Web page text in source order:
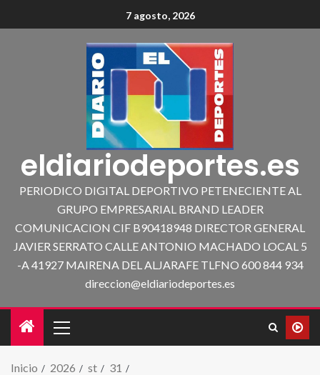
7 agosto, 2026
eldiariodeportes.es
PERIODICO DIGITAL DEPORTIVO PETENECIENTE AL
GRUPO EMPRESARIAL BRAND LEADER
COMUNICACION CIF B90418948 DIRECTOR GENERAL
JAVIER SERRATO CALLE ANTONIO MACHADO LOCAL 5
-A 41927 MAIRENA DEL ALJARAFE TLFNO 600 844 934
direccion@eldiariodeportes.es
Inicio 2026 st
31